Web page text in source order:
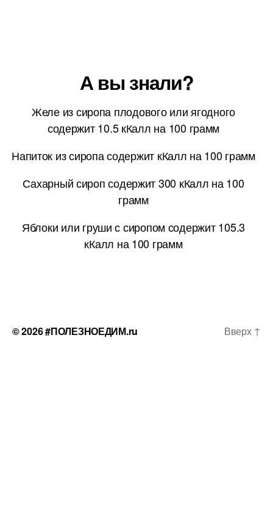
А вы знали?
Желе из сиропа плодового или ягодного
содержит 10.5 кКалл на 100 грамм
Напиток из сиропа содержит кКалл на 100 грамм
Сахарный сироп содержит 300 кКалл на 100
грамм
Яблоки или груши с сиропом содержит 105.3
кКалл на 100 грамм
© 2026#ПОЛЕЗНОЕДИМ.ru Вверх ↑